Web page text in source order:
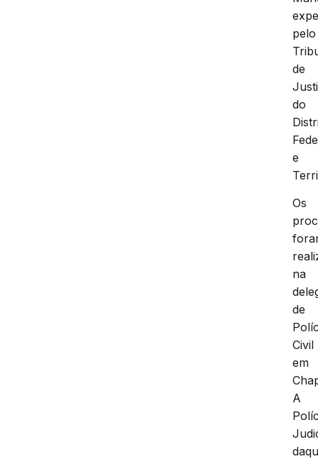
pelo
de
do
e
Os
na
de
Civil
em
A